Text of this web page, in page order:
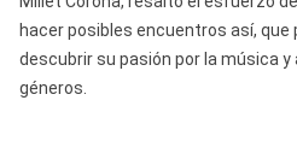
hacer posibles encuentros así, que
descubrir su pasión por la música
géneros.